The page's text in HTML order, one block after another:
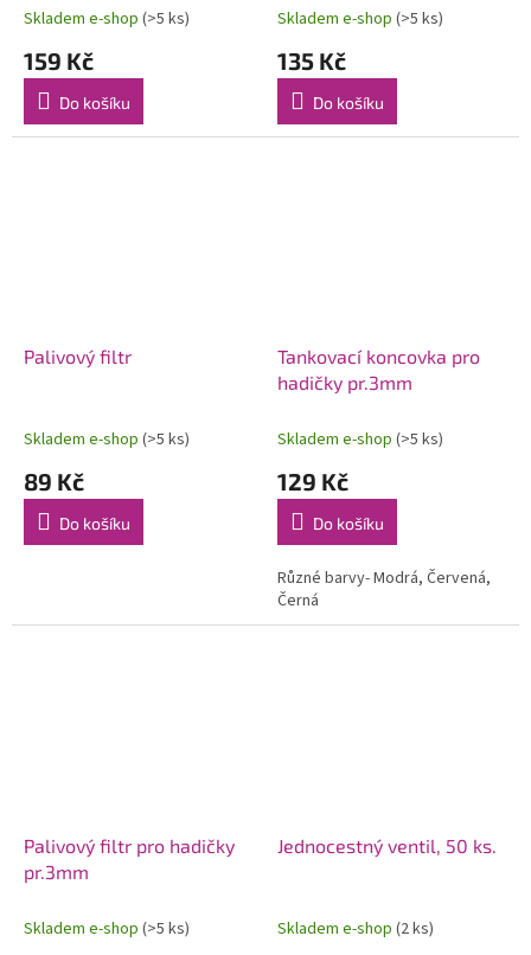
Skladem e-shop (>5 ks)
159 Kč
Do košíku
Skladem e-shop (>5 ks)
135 Kč
Do košíku
Palivový filtr
Skladem e-shop (>5 ks)
89 Kč
Do košíku
Tankovací koncovka pro
hadičky pr.3mm
Skladem e-shop (>5 ks)
129 Kč
Do košíku
Různé barvy- Modrá, Červená,
Černá
Palivový filtr pro hadičky
pr.3mm
Skladem e-shop (>5 ks)
Jednocestný ventil, 50 ks.
Skladem e-shop (2 ks)